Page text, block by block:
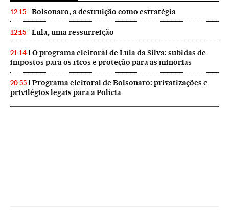
12:15 Bolsonaro, a destruição como estratégia
12:15 Lula, uma ressurreição
21:14
O programa eleitoral de Lula da Silva: subidas de
impostos para os ricos e proteção para as minorias
20:55
Programa eleitoral de Bolsonaro: privatizações e
privilégios legais para a Polícia